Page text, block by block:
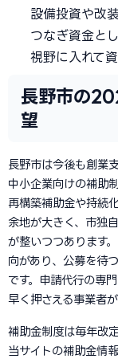
設備投資や改
つなぎ資金と
視野に入れて
長野市の
望
長野市は今後も創業
中小企業向けの補助
再構築補助金や持続
余地が大きく、市独
が整いつつあります
向があり、公募を待
です。申請代行の専
早く押さえる事業者
補助金制度は毎年改
当サイトの補助金情